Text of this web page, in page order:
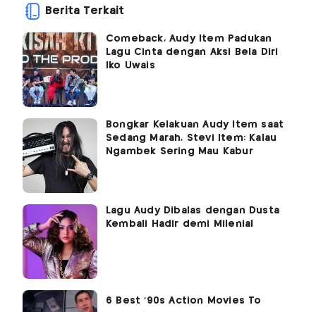
Berita Terkait
Comeback, Audy Item Padukan
Lagu Cinta dengan Aksi Bela Diri
Iko Uwais
Bongkar Kelakuan Audy Item saat
Sedang Marah, Stevi Item: Kalau
Ngambek Sering Mau Kabur
Lagu Audy Dibalas dengan Dusta
Kembali Hadir demi Milenial